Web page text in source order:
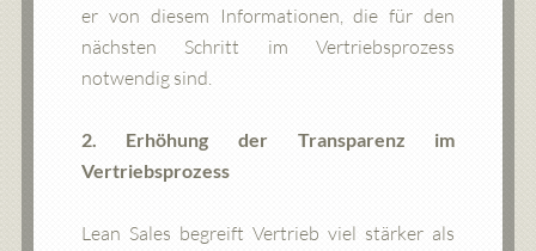
er von diesem Informationen, die für den
nächsten Schritt im Vertriebsprozess
notwendig sind.
2. Erhöhung der Transparenz im
Vertriebsprozess
Lean Sales begreift Vertrieb viel stärker als